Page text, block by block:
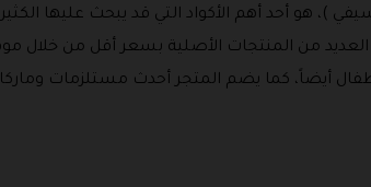
أحد أهم الأكواد التي قد يبحث عليها الكثير
من المنتجات الأصلية بسعر أقل من خلال
أيضاً، كما يضم المتجر أحدث مستلزمات